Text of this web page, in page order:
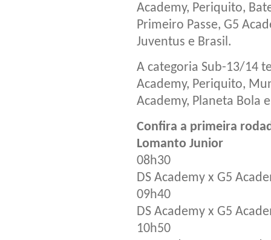
Academy, Periquito,
Primeiro Passe, G5
Juventus e Brasil.
A categoria Sub-13/14
Academy, Periquito,
Academy, Planeta Bola
Confira a primeira
Lomanto Junior
08h30
DS Academy x G5
09h40
DS Academy x G5
10h50